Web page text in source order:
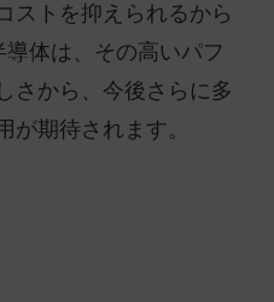
ストを抑えられるから
体は、その高いパフ
さから、今後さらに多
が期待されます。